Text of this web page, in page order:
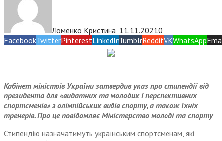
Ломенко Кристина— 11.11.20210
FacebookTwitterPinterestLinkedInTumblrRedditVKWhatsApp
Кабінет міністрів України затвердив указ про стипендії від
президента для «видатних та молодих і перспективних
спортсменів» з олімпійських видів спорту, а також їхніх
тренерів. Про це повідомляє Міністерство молоді та спорту
Стипендію назначатимуть українським спортсменам, які